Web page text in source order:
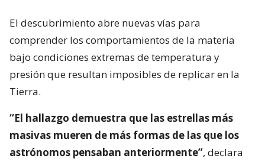
El descubrimiento abre nuevas vías para
comprender los comportamientos de la materia
bajo condiciones extremas de temperatura y
presión que resultan imposibles de replicar en la
Tierra.
“El hallazgo demuestra que las estrellas más
masivas mueren de más formas de las que los
astrónomos pensaban anteriormente”, declara